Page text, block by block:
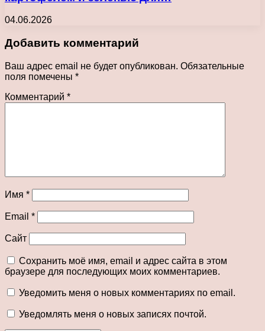
04.06.2026
Добавить комментарий
Ваш адрес email не будет опубликован. Обязательные
поля помечены *
Комментарий *
Имя *
Email *
Сайт
Сохранить моё имя, email и адрес сайта в этом
браузере для последующих моих комментариев.
Уведомить меня о новых комментариях по email.
Уведомлять меня о новых записях почтой.